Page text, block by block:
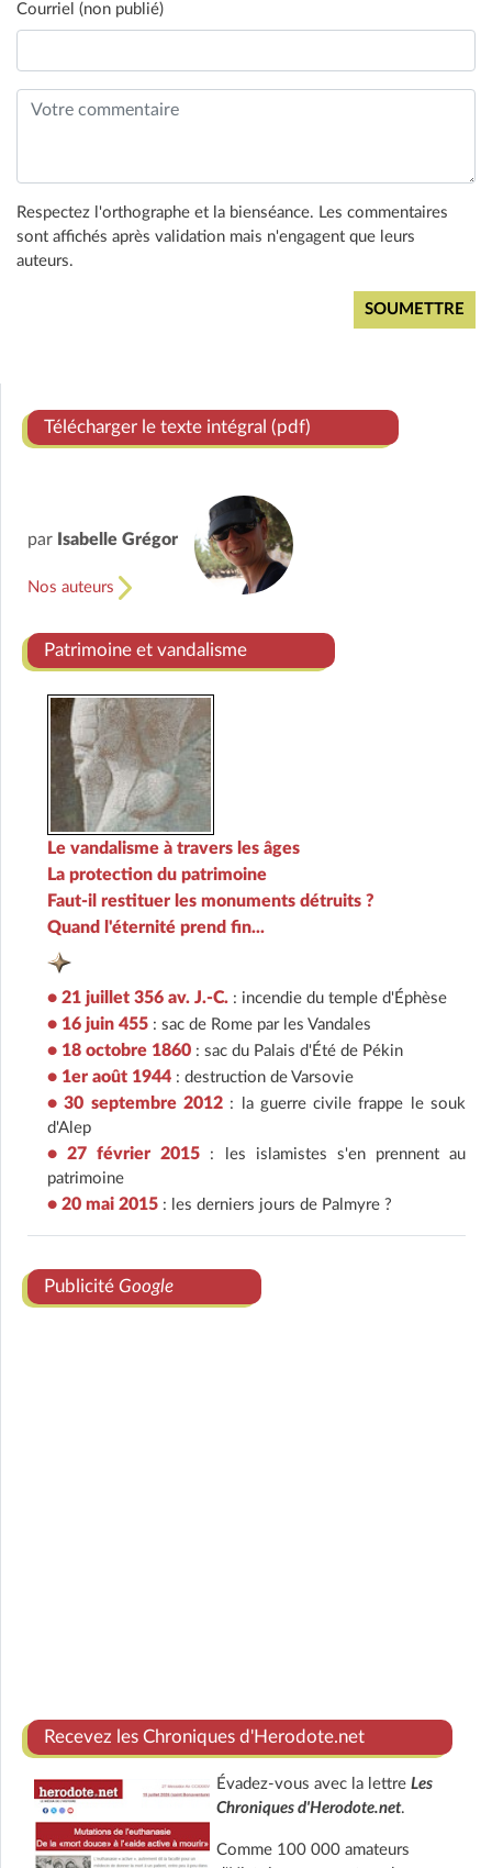
Courriel (non publié)
Respectez l'orthographe et la bienséance. Les commentaires
sont affichés après validation mais n'engagent que leurs
auteurs.
Télécharger le texte intégral (pdf)
par Isabelle Grégor
Nos auteurs
Patrimoine et vandalisme
Le vandalisme à travers les âges
La protection du patrimoine
Faut-il restituer les monuments détruits ?
Quand l'éternité prend fin...
• 21 juillet 356 av. J.-C. : incendie du temple d'Éphèse
• 16 juin 455 : sac de Rome par les Vandales
• 18 octobre 1860 : sac du Palais d'Été de Pékin
• 1er août 1944 : destruction de Varsovie
• 30 septembre 2012: la guerre civile frappe le souk
d'Alep
• 27 février 2015 : les islamistes s'en prennent au
patrimoine
• 20 mai 2015 : les derniers jours de Palmyre ?
Publicité Google
Recevez les Chroniques d'Herodote.net
Évadez-vous avec la lettre Les
Chroniques d'Herodote.net.
Comme 100 000 amateurs